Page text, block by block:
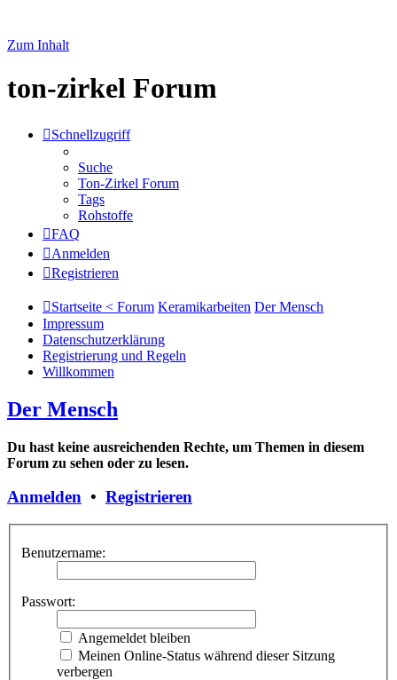
Zum Inhalt
ton-zirkel Forum
Schnellzugriff
Suche
Ton-Zirkel Forum
Tags
Rohstoffe
FAQ
Anmelden
Registrieren
Startseite < Forum Keramikarbeiten Der Mensch
Impressum
Datenschutzerklärung
Registrierung und Regeln
Willkommen
Der Mensch
Du hast keine ausreichenden Rechte, um Themen in diesem
Forum zu sehen oder zu lesen.
Anmelden • Registrieren
Benutzername:
Passwort:
Angemeldet bleiben
Meinen Online-Status während dieser Sitzung
verbergen